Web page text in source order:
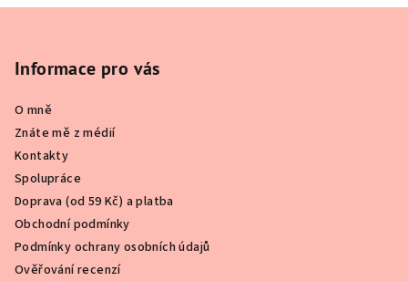
Informace pro vás
O mně
Znáte mě z médií
Kontakty
Spolupráce
Doprava (od 59 Kč) a platba
Obchodní podmínky
Podmínky ochrany osobních údajů
Ověřování recenzí